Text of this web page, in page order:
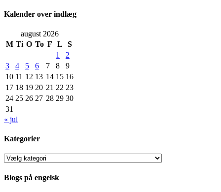
Kalender over indlæg
august 2026
M Ti O To F L
S
1
2
3
4 5 6 7 8
9
10 11 12 13 14 15 16
17 18 19 20 21 22 23
24 25 26 27 28 29 30
31
« jul
Kategorier
Kategorier
Blogs på engelsk